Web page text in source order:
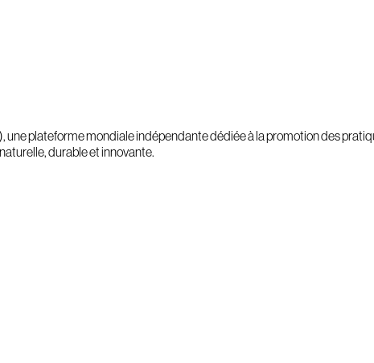
plateforme mondiale indépendante dédiée à la promotion des
durable et innovante.